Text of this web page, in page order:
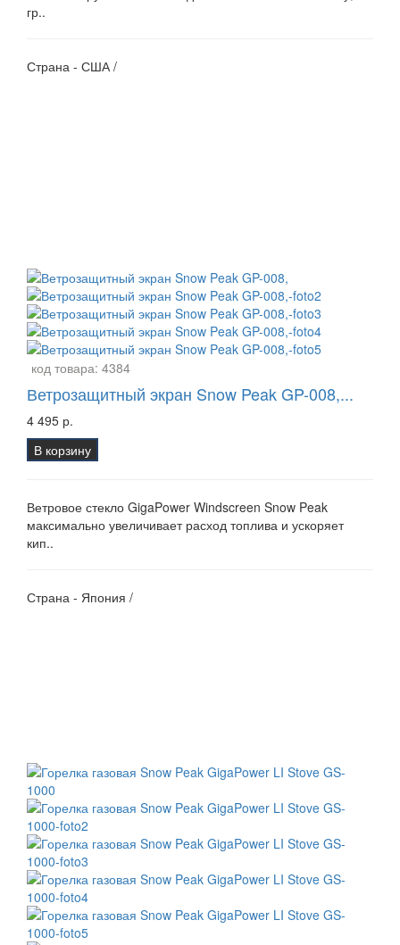
гр..
Страна - США /
код товара: 4384
Ветрозащитный экран Snow Peak GP-008,...
4 495 р.
В корзину
Ветровое стекло GigaPower Windscreen Snow Peak
максимально увеличивает расход топлива и ускоряет
кип..
Страна - Япония /